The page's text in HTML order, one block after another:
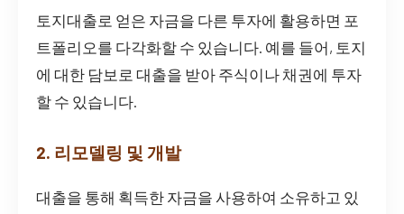
토지대출로 얻은 자금을 다른 투자에 활용하면 포
트폴리오를 다각화할 수 있습니다. 예를 들어, 토지
에 대한 담보로 대출을 받아 주식이나 채권에 투자
할 수 있습니다.
2. 리모델링 및 개발
대출을 통해 획득한 자금을 사용하여 소유하고 있